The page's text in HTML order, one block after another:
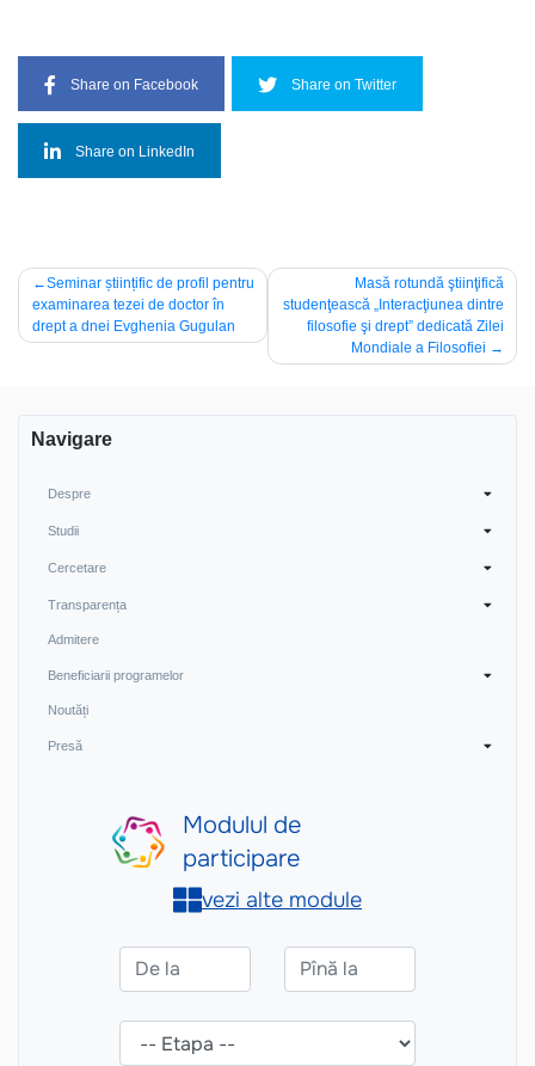
Share on Facebook Share on Twitter
Share on LinkedIn
Navigare
în
articole
Seminar științific de profil pentru
examinarea tezei de doctor în
drept a dnei Evghenia Gugulan
Masă rotundă ştiinţifică
studenţească „Interacţiunea dintre
filosofie şi drept” dedicată Zilei
Mondiale a Filosofiei
Navigare
Despre
Studii
Cercetare
Transparența
Admitere
Beneficiarii programelor
Noutăți
Presă